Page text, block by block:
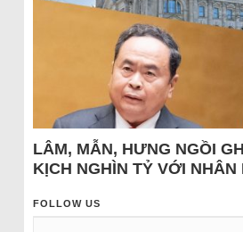
LÂM, MẪN, HƯNG NGỒI
KỊCH NGHÌN TỶ VỚI NHÂN
FOLLOW US